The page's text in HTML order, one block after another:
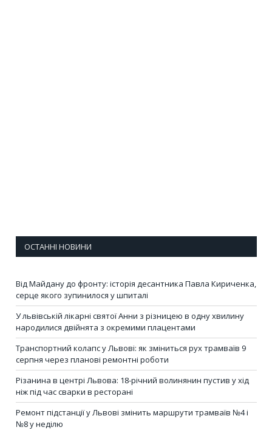
ОСТАННІ НОВИНИ
Від Майдану до фронту: історія десантника Павла Кириченка,
серце якого зупинилося у шпиталі
У львівській лікарні святої Анни з різницею в одну хвилину
народилися двійнята з окремими плацентами
Транспортний колапс у Львові: як зміниться рух трамваїв 9
серпня через планові ремонтні роботи
Різанина в центрі Львова: 18-річний волинянин пустив у хід
ніж під час сварки в ресторані
Ремонт підстанції у Львові змінить маршрути трамваїв №4 і
№8 у неділю